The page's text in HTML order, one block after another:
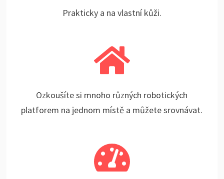
Prakticky a na vlastní kůži.
Ozkoušíte si mnoho různých robotických
platforem na jednom místě a můžete srovnávat.